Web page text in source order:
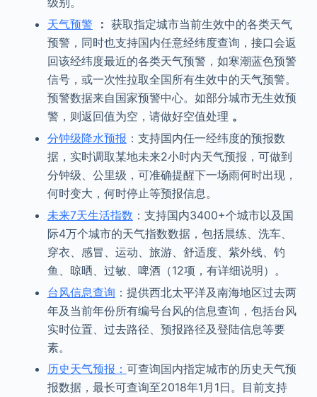
天气预警
： 获取指定城市当前生效中的各类天气
预警，同时也支持国内任意经纬度查询，接口会返
回该经纬度最近的各类天气预警，如寒潮蓝色预警
信号，或一次性拉取全国所有生效中的天气预警。
预警数据来自国家预警中心。如部分城市无生效预
警，则返回值为空，请做好空值处理 。
分钟级降水预报 ：支持国内任一经纬度的预报数
据，实时调取某地未来2小时内天气预报，可做到
分钟级、公里级，可准确提醒下一场雨何时出现，
何时变大，何时停止等预报信息。
未来7天生活指数 ：支持国内3400+个城市以及国
际4万个城市的天气指数数据，包括晨练、洗车、
穿衣、感冒、运动、旅游、舒适度、紫外线、钓
鱼、晾晒、过敏、啤酒（12项，有详细说明）。
台风信息查询 ：提供西北太平洋及南海地区过去两
年及当前年份所有编号台风的信息查询，包括台风
实时位置、过去路径、预报路径及登陆信息等要
素。
历史天气预报： 可查询国内指定城市的历史天气预
报数据，最长可查询至2018年1月1日。目前支持